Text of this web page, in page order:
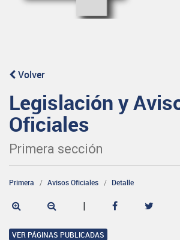
Volver
Legislación y
Oficiales
Primera sección
Primera Avisos Oficiales Detalle
|
VER PÁGINAS PUBLICADAS